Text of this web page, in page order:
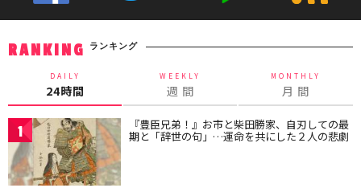
RANKING ランキング
DAILY
24時間
WEEKLY
週 間
MONTHLY
月 間
1 『豊臣兄弟！』お市と柴田勝家、自刃しての最
期と「辞世の句」…運命を共にした２人の悲劇